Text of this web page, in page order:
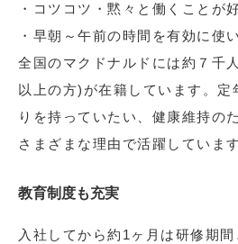
・コツコツ・黙々と働くことが
・早朝～午前の時間を有効に使
全国のマクドナルドには約７千
以上の方)が在籍しています。定
りを持っていたい、健康維持の
さまざまな理由で活躍しています
教育制度も充実
入社してから約1ヶ月は研修期